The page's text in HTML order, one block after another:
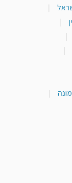
|
|
|
|
|